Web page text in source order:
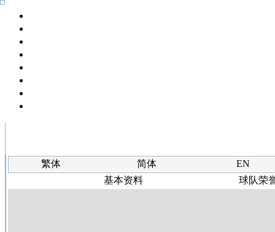
繁体 简体
EN
基本资料
球队荣